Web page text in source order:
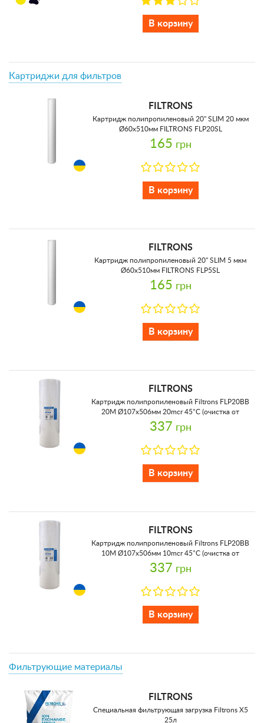
В корзину
Картриджи для фильтров
FILTRONS
Картридж полипропиленовый 20'' SLIM 20 мкм
Ø60x510мм FILTRONS FLP20SL
165 грн
В корзину
FILTRONS
Картридж полипропиленовый 20'' SLIM 5 мкм
Ø60x510мм FILTRONS FLP5SL
165 грн
В корзину
FILTRONS
Картридж полипропиленовый Filtrons FLP20BB
20M Ø107x506мм 20mcr 45°C (очистка от
механических примесей)
337 грн
В корзину
FILTRONS
Картридж полипропиленовый Filtrons FLP20BB
10M Ø107x506мм 10mcr 45°C (очистка от
механических примесей)
337 грн
В корзину
Фильтрующие материалы
FILTRONS
Специальная фильтрующая загрузка Filtrons X5
25л